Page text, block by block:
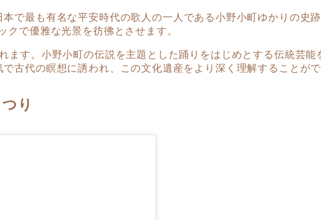
本で最も有名な平安時代の歌人の一人である小野小町ゆかりの史
クで優雅な光景を彷彿とさせます。
ます。小野小町の伝説を主題とした踊りをはじめとする伝統芸
古代の瞑想に誘われ、この文化遺産をより深く理解することがで
り